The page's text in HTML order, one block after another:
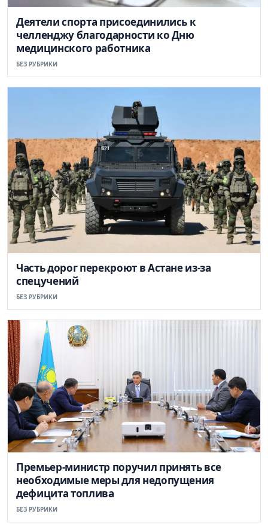
Деятели спорта присоединились к
челленджу благодарности ко Дню
медицинского работника
БЕЗ РУБРИКИ
Часть дорог перекроют в Астане из-за
спецучений
БЕЗ РУБРИКИ
Премьер-министр поручил принять все
необходимые меры для недопущения
дефицита топлива
БЕЗ РУБРИКИ